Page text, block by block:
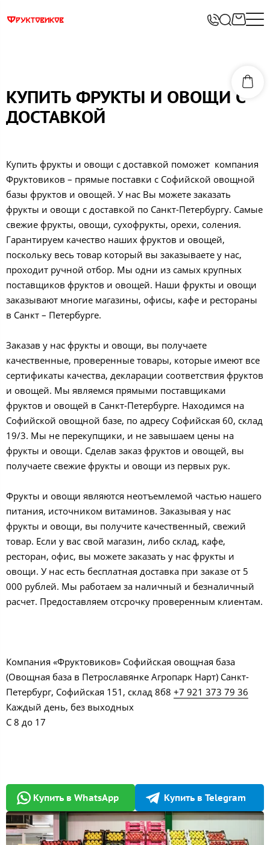
КУПИТЬ ФРУКТЫ И ОВОЩИ С
ДОСТАВКОЙ
Купить фрукты и овощи с доставкой поможет компания
Фруктовиков – прямые поставки с Софийской овощной
базы фруктов и овощей. У нас Вы можете заказать
фрукты и овощи с доставкой по Санкт-Петербургу. Самые
свежие фрукты, овощи, сухофрукты, орехи, соления.
Гарантируем качество наших фруктов и овощей,
поскольку весь товар который вы заказываете у нас,
проходит ручной отбор. Мы одни из самых крупных
поставщиков фруктов и овощей. Наши фрукты и овощи
заказывают многие магазины, офисы, кафе и рестораны
в Санкт – Петербурге.
Заказав у нас фрукты и овощи, вы получаете
качественные, проверенные товары, которые имеют все
сертификаты качества, декларации соответствия фруктов
и овощей. Мы являемся прямыми поставщиками
фруктов и овощей в Санкт-Петербурге. Находимся на
Софийской овощной базе, по адресу Софийская 60, склад
19/3. Мы не перекупщики, и не завышаем цены на
фрукты и овощи. Сделав заказ фруктов и овощей, вы
получаете свежие фрукты и овощи из первых рук.
Фрукты и овощи являются неотъемлемой частью нашего
питания, источником витаминов. Заказывая у нас
фрукты и овощи, вы получите качественный, свежий
товар. Если у вас свой магазин, либо склад, кафе,
ресторан, офис, вы можете заказать у нас фрукты и
овощи. У нас есть бесплатная доставка при заказе от 5
000 рублей. Мы работаем за наличный и безналичный
расчет. Предоставляем отсрочку проверенным клиентам.
Компания «Фруктовиков» Софийская овощная база
(Овощная база в Петрославянке Агропарк Нарт) Санкт-
Петербург, Софийская 151, склад 8б8 +7 921 373 79 36
Каждый день, без выходных
С 8 до 17
Купить в WhatsApp Купить в Telegram